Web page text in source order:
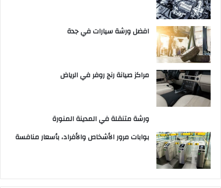
افضل ورشة سيارات في جدة
مراكز صيانة رنج روفر في الرياض
ورشة متنقلة في المدينة المنورة
بوابات مرور الأشخاص والأفراد، بأسعار منافسة